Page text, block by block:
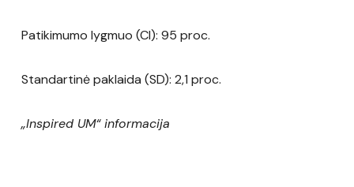
Patikimumo lygmuo (CI): 95 proc.
Standartinė paklaida (SD): 2,1 proc.
„Inspired UM“ informacija